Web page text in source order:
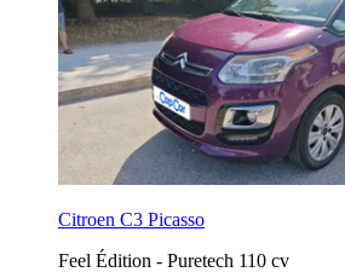
Citroen C3 Picasso
Feel Édition - Puretech 110 cv